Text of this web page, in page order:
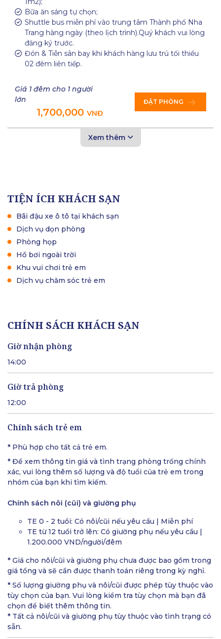
Bữa ăn sáng tự chọn;
Shuttle bus miễn phí vào trung tâm Thành phố Nha
Trang hàng ngày (theo lịch trình).Quý khách vui lòng
đăng ký trước.
Đón & Tiễn sân bay khi khách hàng lưu trú tối thiểu
02 đêm liên tiếp.
1,700,000 VNĐ
Giá 1 đêm cho 1 người
lớn
ĐẶT PHÒNG
Xem thêm
TIỆN ÍCH KHÁCH SẠN
Bãi đậu xe ô tô tại khách sạn
Dịch vụ dọn phòng
Phòng họp
Hồ bơi ngoài trời
Khu vui chơi trẻ em
Dịch vụ chăm sóc trẻ em
CHÍNH SÁCH KHÁCH SẠN
Giờ nhận phòng
14:00
Giờ trả phòng
12:00
Chính sách trẻ em
* Phù hợp cho tất cả trẻ em.
* Để xem thông tin giá và tình trạng phòng trống chính
xác, vui lòng thêm số lượng và độ tuổi của trẻ em trong
nhóm của bạn khi tìm kiếm.
Chính sách nôi (cũi) và giường phụ
TE 0 - 2 tuổi: Có nôi/cũi nếu yêu cầu | Miễn phí
TE từ 12 tuổi trở lên: Có giường phụ nếu yêu cầu |
1.200.000 VND/người/đêm
* Giá cho nôi/cũi và giường phụ chưa được bao gồm trong
giá tổng và sẽ cần được thanh toán riêng trong kỳ nghỉ.
* Số lượng giường phụ và nôi/cũi được phép tùy thuộc vào
tùy chọn của bạn. Vui lòng kiểm tra tùy chọn mà bạn đã
chọn để biết thêm thông tin.
* Tất cả nôi/cũi và giường phụ tùy thuộc vào tình trạng có
sẵn.